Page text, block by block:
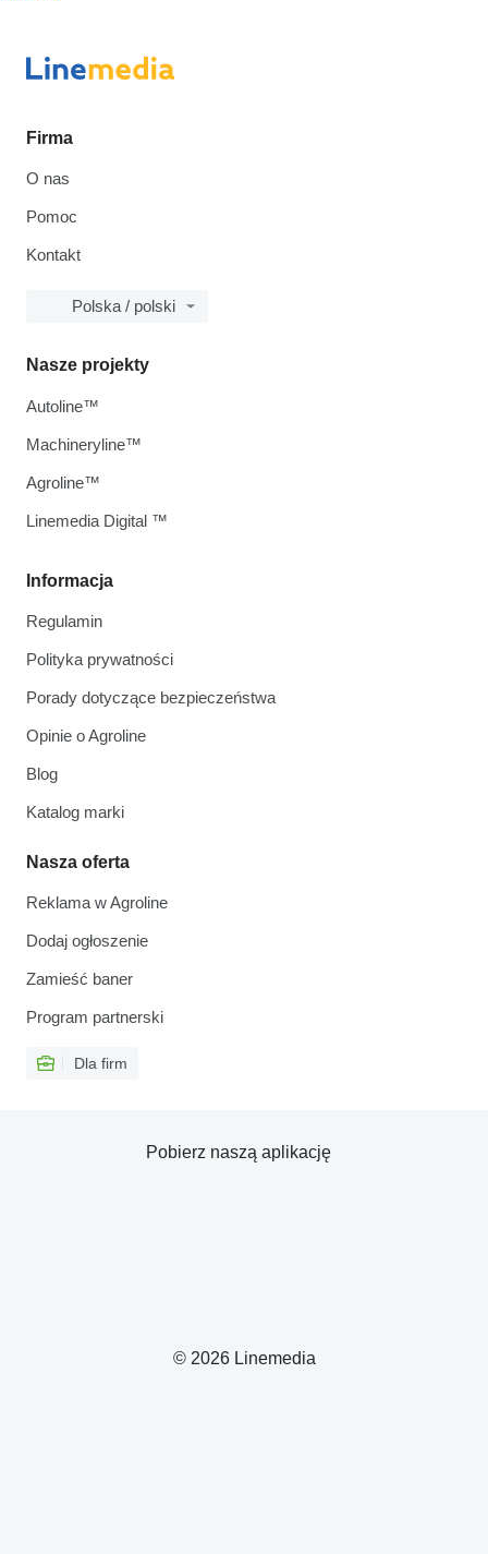
Firma
O nas
Pomoc
Kontakt
Polska / polski
Informacja
Regulamin
Polityka prywatności
Porady dotyczące bezpieczeństwa
Opinie o Agroline
Blog
Katalog marki
Nasza oferta
Reklama w Agroline
Dodaj ogłoszenie
Zamieść baner
Program partnerski
Dla firm
Nasze projekty
Autoline™
Machineryline™
Agroline™
Linemedia Digital ™
© 2026 Linemedia
Pobierz naszą aplikację